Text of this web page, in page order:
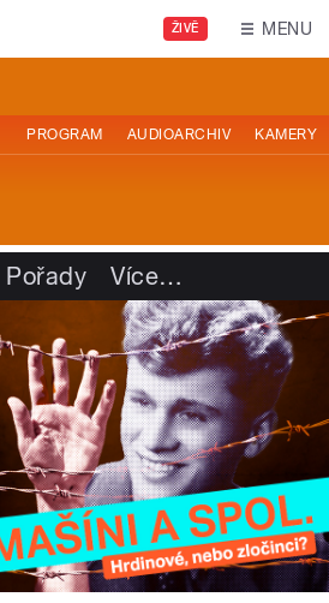
ŽIVĚ MENU
PROGRAM AUDIOARCHIV KAMERY
Pořady Více…